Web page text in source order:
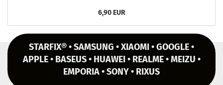
6,90 EUR
STARFIX® • SAMSUNG • XIAOMI • GOOGLE •
APPLE • BASEUS • HUAWEI • REALME • MEIZU •
EMPORIA • SONY • RIXUS